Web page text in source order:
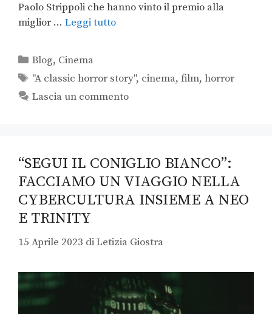
Paolo Strippoli che hanno vinto il premio alla
miglior … Leggi tutto
Blog, Cinema
"A classic horror story", cinema,film,horror
Lascia un commento
“SEGUI IL CONIGLIO BIANCO”:
FACCIAMO UN VIAGGIO NELLA
CYBERCULTURA INSIEME A NEO
E TRINITY
15 Aprile 2023 diLetizia Giostra